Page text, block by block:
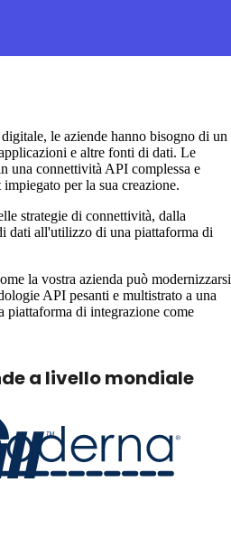
le aziende hanno bisogno di un
e altre fonti di dati. Le
una connettività API complessa e
per la sua creazione.
strategie di connettività, dalla
dati all'utilizzo di una piattaforma di
la vostra azienda può modernizzarsi
API pesanti e multistrato a una
piattaforma di integrazione come
a livello mondiale